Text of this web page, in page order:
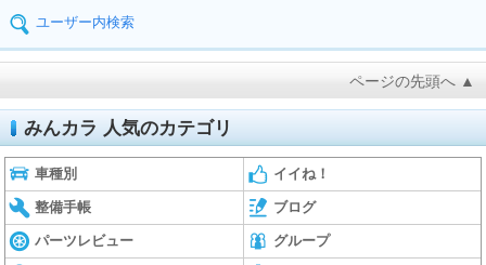
ユーザー内検索
ページの先頭へ ▲
みんカラ 人気のカテゴリ
車種別 イイね！
整備手帳 ブログ
パーツレビュー グループ